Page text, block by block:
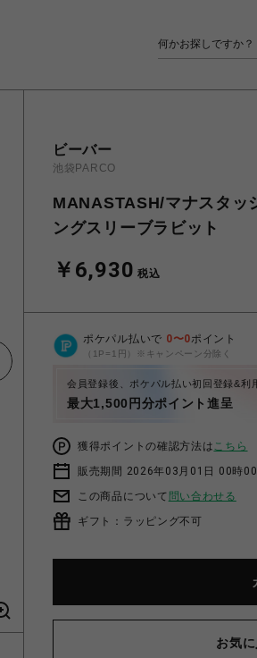
ビーバー
池袋PARCO
MANASTASH/マナスタ
ングスリーブラビット
￥6,930 税込
ポケパル払いで 0〜0ポイント
（1P=1円）※キャンペーン分除く
会員登録後、ポケパル払い初回登録&利
最大1,500円分ポイント進呈
獲得ポイントの確認方法はこちら
販売期間 2026年03月01日 00時
この商品について 問い合わせる
ギフト：ラッピング不可
お気